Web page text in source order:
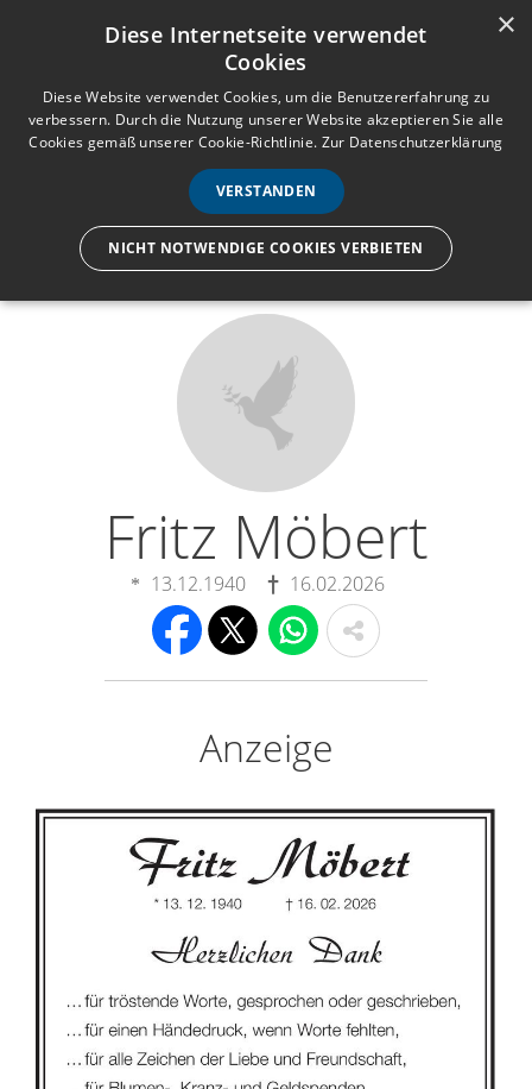
Anmelden Registrieren
e
n
ü
Wir lassen nur die Hand los,
Fritz Möbert
13.12.1940 16.02.2026
Anzeige
×
Diese Internetseite verwendet
Cookies
Diese Website verwendet Cookies, um die Benutzererfahrung zu
verbessern. Durch die Nutzung unserer Website akzeptieren Sie alle
Cookies gemäß unserer Cookie-Richtlinie. Zur Datenschutzerklärung
VERSTANDEN
NICHT NOTWENDIGE COOKIES VERBIETEN